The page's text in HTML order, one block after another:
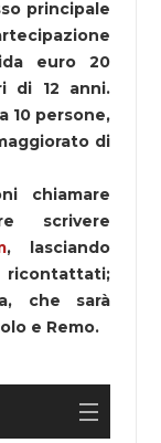
principale
euro 20
di 12 anni.
10 persone,
di
chiamare
scrivere
, lasciando
che sarà
e Remo.